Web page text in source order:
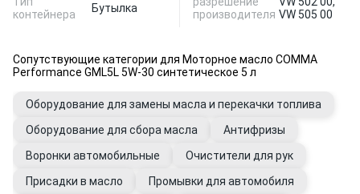
контейнера
Бутылка
производителя VW 505 00
Сопутствующие категории для Моторное масло COMMA
Performance GML5L 5W-30 синтетическое 5 л
Оборудование для замены масла и перекачки топлива
Оборудование для сбора масла
Антифризы
Воронки автомобильные
Очистители для рук
Присадки в масло
Промывки для автомобиля